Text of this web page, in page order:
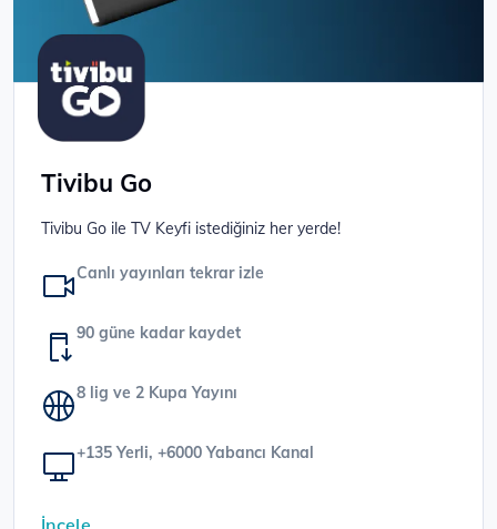
Tivibu Go
Tivibu Go ile TV Keyfi istediğiniz her yerde!
Canlı yayınları tekrar izle
90 güne kadar kaydet
8 lig ve 2 Kupa Yayını
+135 Yerli, +6000 Yabancı Kanal